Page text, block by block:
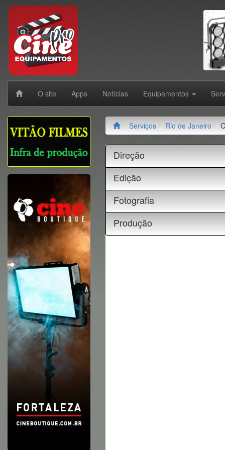
O site Apps Notícias Equipamentos
Serviços Rio de Janeiro
Direção
Edição
Fotografia
Produção